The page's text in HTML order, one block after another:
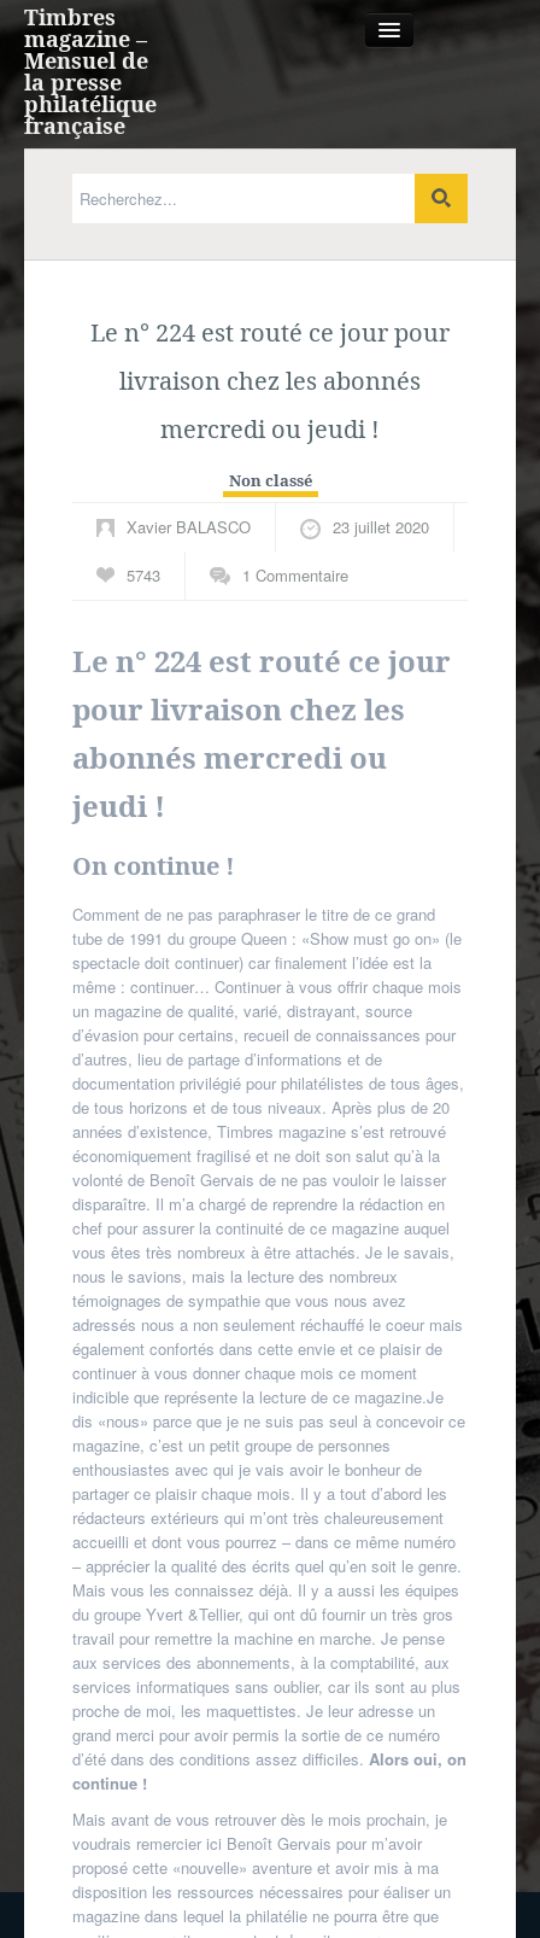
Timbres
magazine –
Mensuel de
la presse
philatélique
française
Expression française
Autres spécialités
Le n° 224 est routé ce jour pour
livraison chez les abonnés
mercredi ou jeudi !
Non classé
Xavier BALASCO 23 juillet 2020
5743 1 Commentaire
Le n° 224 est routé ce jour
pour livraison chez les
abonnés mercredi ou
jeudi !
On continue !
Comment de ne pas paraphraser le titre de ce grand
tube de 1991 du groupe Queen : «Show must go on» (le
spectacle doit continuer) car finalement l’idée est la
même : continuer… Continuer à vous offrir chaque mois
un magazine de qualité, varié, distrayant, source
d’évasion pour certains, recueil de connaissances pour
d’autres, lieu de partage d’informations et de
documentation privilégié pour philatélistes de tous âges,
de tous horizons et de tous niveaux. Après plus de 20
années d’existence, Timbres magazine s’est retrouvé
économiquement fragilisé et ne doit son salut qu’à la
volonté de Benoît Gervais de ne pas vouloir le laisser
disparaître. Il m’a chargé de reprendre la rédaction en
chef pour assurer la continuité de ce magazine auquel
vous êtes très nombreux à être attachés. Je le savais,
nous le savions, mais la lecture des nombreux
témoignages de sympathie que vous nous avez
adressés nous a non seulement réchauffé le coeur mais
également confortés dans cette envie et ce plaisir de
continuer à vous donner chaque mois ce moment
indicible que représente la lecture de ce magazine.Je
dis «nous» parce que je ne suis pas seul à concevoir ce
magazine, c’est un petit groupe de personnes
enthousiastes avec qui je vais avoir le bonheur de
partager ce plaisir chaque mois. Il y a tout d’abord les
rédacteurs extérieurs qui m’ont très chaleureusement
accueilli et dont vous pourrez – dans ce même numéro
– apprécier la qualité des écrits quel qu’en soit le genre.
Mais vous les connaissez déjà. Il y a aussi les équipes
du groupe Yvert &Tellier, qui ont dû fournir un très gros
travail pour remettre la machine en marche. Je pense
aux services des abonnements, à la comptabilité, aux
services informatiques sans oublier, car ils sont au plus
proche de moi, les maquettistes. Je leur adresse un
grand merci pour avoir permis la sortie de ce numéro
d’été dans des conditions assez difficiles. Alors oui, on
continue !
Mais avant de vous retrouver dès le mois prochain, je
voudrais remercier ici Benoît Gervais pour m’avoir
proposé cette «nouvelle» aventure et avoir mis à ma
disposition les ressources nécessaires pour éaliser un
magazine dans lequel la philatélie ne pourra être que